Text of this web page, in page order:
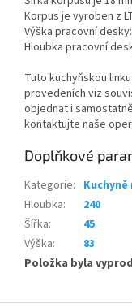
Korpus je vyroben z
Výška pracovní
Hloubka pracovní
Tuto kuchyňskou
provedeních viz
objednat i
kontaktujte naše
Doplňkové
Kategorie:
Hloubka:
240
Šířka:
45
Výška:
83
Položka byla